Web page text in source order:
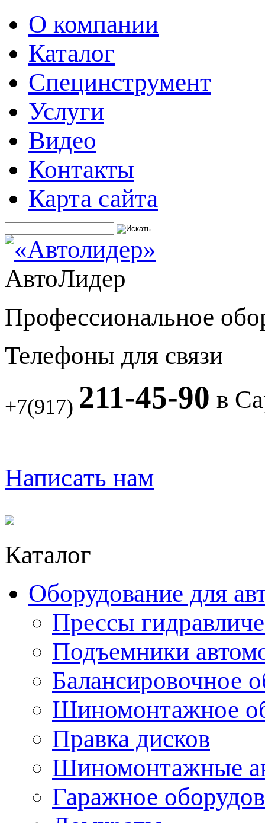
О компании
Каталог
Специнструмент
Услуги
Видео
Контакты
Карта сайта
АвтоЛидер
Профессиональное
Телефоны для связи
+7(917) 211-45-90 в
Написать нам
Каталог
Оборудование для
Прессы
Подъемники
Балансировочное
Шиномонтажное
Правка дисков
Шиномонтажные
Гаражное